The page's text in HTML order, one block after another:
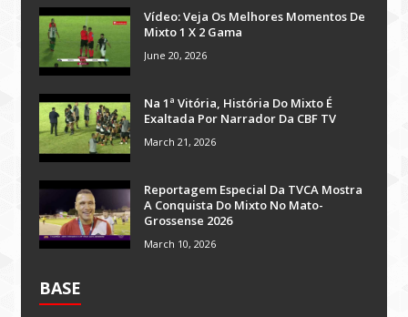
Vídeo: Veja Os Melhores Momentos De
Mixto 1 X 2 Gama
June 20, 2026
Na 1ª Vitória, História Do Mixto É
Exaltada Por Narrador Da CBF TV
March 21, 2026
Reportagem Especial Da TVCA Mostra
A Conquista Do Mixto No Mato-
Grossense 2026
March 10, 2026
BASE